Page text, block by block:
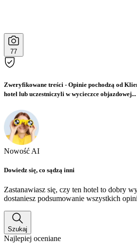
77
Zweryfikowane treści - Opinie pochodzą od
hotel lub uczestniczyli w wycieczce objazdowej...
Nowość AI
Dowiedz się, co sądzą inni
Zastanawiasz się, czy ten hotel to dobry
dostaniesz podsumowanie wszystkich
Szukaj
Najlepiej oceniane